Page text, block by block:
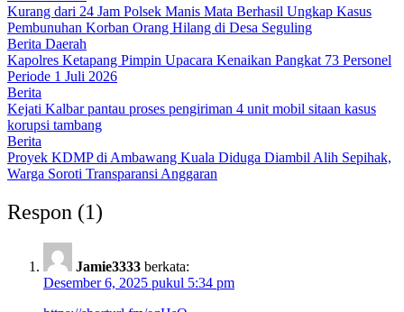
Kurang dari 24 Jam Polsek Manis Mata Berhasil Ungkap Kasus
Pembunuhan Korban Orang Hilang di Desa Seguling
Berita Daerah
Kapolres Ketapang Pimpin Upacara Kenaikan Pangkat 73 Personel
Periode 1 Juli 2026
Berita
Kejati Kalbar pantau proses pengiriman 4 unit mobil sitaan kasus
korupsi tambang
Berita
Proyek KDMP di Ambawang Kuala Diduga Diambil Alih Sepihak,
Warga Soroti Transparansi Anggaran
Respon (1)
Jamie3333 berkata:
Desember 6, 2025 pukul 5:34 pm